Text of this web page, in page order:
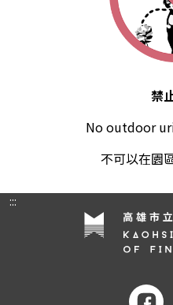
禁
No outdoor
不可以在園
:::